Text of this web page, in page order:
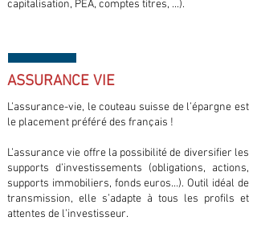
capitalisation, PEA, comptes titres, ...).
ASSURANCE VIE
L’assurance-vie, le couteau suisse de l’épargne est
le placement préféré des français !
L’assurance vie offre la possibilité de diversifier les
supports d’investissements (obligations, actions,
supports immobiliers, fonds euros…). Outil idéal de
transmission, elle s’adapte à tous les profils et
attentes de l’investisseur.